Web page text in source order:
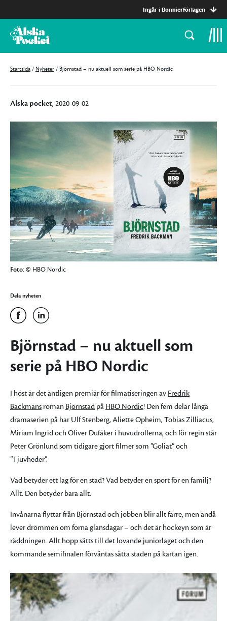
Ingår i Bonnierförlagen
Startsida / Nyheter / Björnstad – nu aktuell som serie på HBO Nordic
Älska pocket, 2020-09-02
Foto:© HBO Nordic
Dela nyheten
Björnstad – nu aktuell som
serie på HBO Nordic
I höst är det äntligen premiär för filmatiseringen av Fredrik
Backmans roman Björnstad på HBO Nordic! Den fem delar långa
dramaserien på har Ulf Stenberg, Aliette Opheim, Tobias Zilliacus,
Miriam Ingrid och Oliver Dufåker i huvudrollerna, och för regin står
Peter Grönlund som tidigare gjort filmer som ”Goliat” och
”Tjuvheder”.
Vad betyder ett lag för en stad? Vad betyder en sport för en familj?
Allt. Den betyder bara allt.
Invånarna flyttar från Björnstad och jobben blir allt färre, men ändå
lever drömmen om forna glansdagar – och det är hockeyn som är
räddningen. Allt hopp sätts till det lovande juniorlaget och den
kommande semifinalen förväntas sätta staden på kartan igen.